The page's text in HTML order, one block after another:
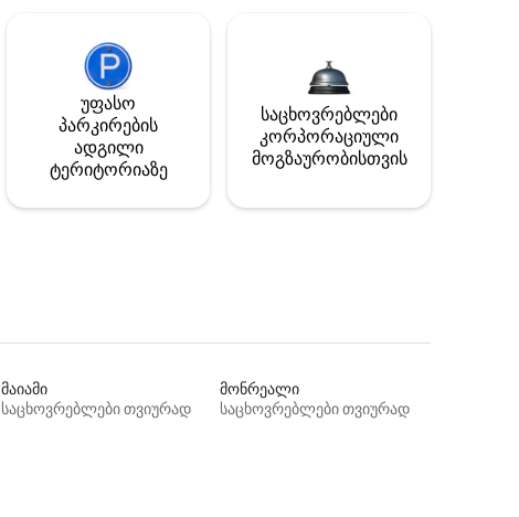
უფასო
პარკირების
ადგილი
ტერიტორიაზე
საცხოვრებლები
კორპორაციული
მოგზაურობისთვის
მაიამი
საცხოვრებლები თვიურად
მონრეალი
საცხოვრებლები თვიურად